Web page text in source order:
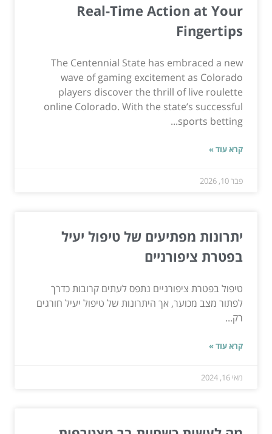
Real-Time Action at Your
Fingertips
The Centennial State has embraced a new
wave of gaming excitement as Colorado
players discover the thrill of live roulette
online Colorado. With the state’s successful
sports betting...
קרא עוד »
פבר 10, 2026
יתרונות מפתיעים של טיפול יעיל
בפטרת ציפורניים
טיפול בפטרת ציפורניים נתפס לעתים קרובות כדרך
לפתור מצב מכוער, אך היתרונות של טיפול יעיל חורגים
רק...
קרא עוד »
מאי 16, 2024